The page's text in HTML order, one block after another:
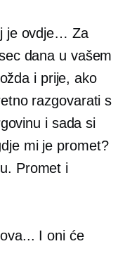
je ovdje… Za
dana u vašem
i prije, ako
razgovarati s
i sada si
mi je promet?
Promet i
I oni će